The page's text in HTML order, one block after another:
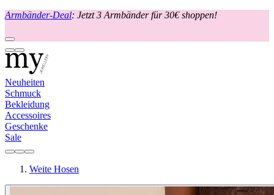
Armbänder-Deal: Jetzt 3 Armbänder für 30€ shoppen!
Neuheiten
Schmuck
Bekleidung
Accessoires
Geschenke
Sale
Weite Hosen